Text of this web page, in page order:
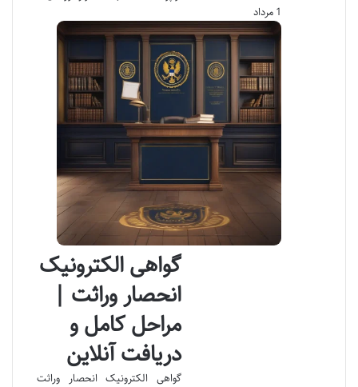
1 مرداد
گواهی الکترونیک
انحصار وراثت |
مراحل کامل و
دریافت آنلاین
گواهی الکترونیک انحصار وراثت